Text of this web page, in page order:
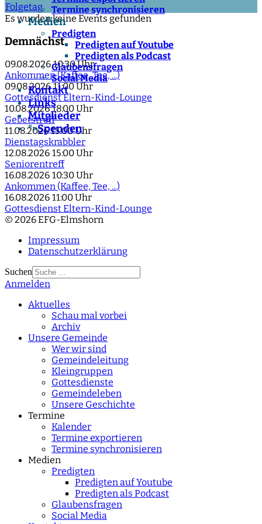
Termine synchronisieren
Medien
Predigten
Predigten auf Youtube
Predigten als Podcast
Glaubensfragen
Social Media
Kontakt
Links
Mitglieder
">Spenden
Folgetag
Es wurden keine Events gefunden
Demnächst
09.08.2026 10:30 Uhr
Ankommen (Kaffee, Tee, ...)
09.08.2026 11:00 Uhr
Gottesdienst Eltern-Kind-Lounge
10.08.2026 18:00 Uhr
Gebetstreff
11.08.2026 15:00 Uhr
Dienstagskrabbler
12.08.2026 15:00 Uhr
Seniorentreff
16.08.2026 10:30 Uhr
Ankommen (Kaffee, Tee, ...)
16.08.2026 11:00 Uhr
Gottesdienst Eltern-Kind-Lounge
© 2026 EFG-Elmshorn
Impressum
Datenschutzerklärung
Suchen
Type 2 or more
Anmelden
Aktuelles
Schau mal vorbei
Archiv
Unsere Gemeinde
Wer wir sind
Gemeindeleitung
Kleingruppen
Gottesdienste
Gemeindeleben
Unsere Geschichte
Termine
Kalender
Termine exportieren
Termine synchronisieren
Medien
Predigten
Predigten auf Youtube
Predigten als Podcast
Glaubensfragen
Social Media